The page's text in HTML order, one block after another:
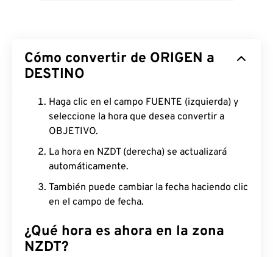
Cómo convertir de ORIGEN a
DESTINO
Haga clic en el campo FUENTE (izquierda) y
seleccione la hora que desea convertir a
OBJETIVO.
La hora en NZDT (derecha) se actualizará
automáticamente.
También puede cambiar la fecha haciendo clic
en el campo de fecha.
¿Qué hora es ahora en la zona
NZDT?